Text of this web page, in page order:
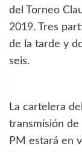
del Torneo
2019. Tres
de la tarde y
seis.
La cartelera
transmisión
PM estará en